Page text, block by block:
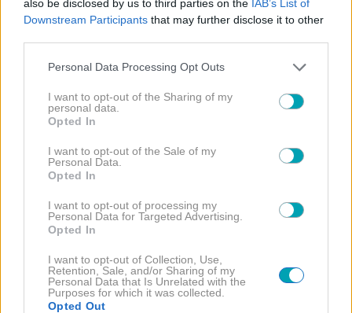
also be disclosed by us to third parties on the IAB’s List of
Downstream Participants that may further disclose it to other
Please note that this website/app uses one or more Google
not limited to your visit or usage behaviour. You may click to
grant or deny consent to Google and its third-party tags to
use your data for below specified purposes in below Google
consent section.
Personal Data Processing Opt Outs
I want to opt-out of the Sharing of my
personal data.
Opted In
I want to opt-out of the Sale of my
Personal Data.
Opted In
I want to opt-out of processing my
Personal Data for Targeted Advertising.
Opted In
I want to opt-out of Collection, Use,
Retention, Sale, and/or Sharing of my
Personal Data that Is Unrelated with the
Purposes for which it was collected.
Opted Out
ΣΤΑΜΑΤΙΝΑ ΤΣΙΜΤΣΙΛΗ
ΔΙΑΒΑΣΤΕ
ΠΕΡΙΣΣΟΤΕΡΑ